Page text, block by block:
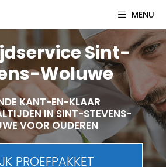
MENU
Sint-
Woluwe
KANT-EN-KLAAR
IN SINT-STEVENS-
VOOR OUDEREN
PROEFPAKKET